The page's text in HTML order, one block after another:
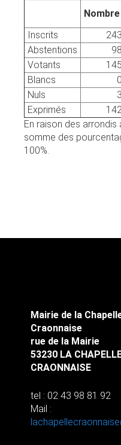
Nombre
Inscrits
243
Abstentions
98
Votants
145
Blancs
0
Nuls
3
Exprimés
142
En raison des arrondis
somme des
100%.
Mairie de la
Craonnaise
rue de la Mairie
53230 LA
CRAONNAISE
tel : 02 43 98 81 92
Mail :